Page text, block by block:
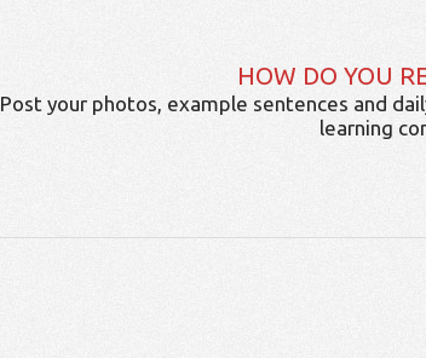
HOW DO YOU
Post your photos, example sentences and
learning